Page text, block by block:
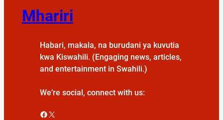
Mhariri
Habari, makala, na burudani ya kuvutia
kwa Kiswahili. (Engaging news, articles,
and entertainment in Swahili.)
We’re social, connect with us:
Facebook X